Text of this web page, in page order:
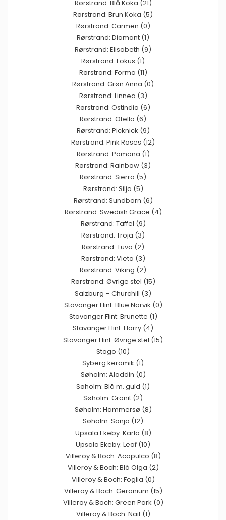
Rørstrand: Blå Koka (21)
Rørstrand: Brun Koka (5)
Rørstrand: Carmen (0)
Rørstrand: Diamant (1)
Rørstrand: Elisabeth (9)
Rørstrand: Fokus (1)
Rørstrand: Forma (11)
Rørstrand: Grøn Anna (0)
Rørstrand: Linnea (3)
Rørstrand: Ostindia (6)
Rørstrand: Otello (6)
Rørstrand: Picknick (9)
Rørstrand: Pink Roses (12)
Rørstrand: Pomona (1)
Rørstrand: Rainbow (3)
Rørstrand: Sierra (5)
Rørstrand: Silja (5)
Rørstrand: Sundborn (6)
Rørstrand: Swedish Grace (4)
Rørstrand: Taffel (9)
Rørstrand: Troja (3)
Rørstrand: Tuva (2)
Rørstrand: Vieta (3)
Rørstrand: Viking (2)
Rørstrand: Øvrige stel (15)
Salzburg – Churchill (3)
Stavanger Flint: Blue Narvik (0)
Stavanger Flint: Brunette (1)
Stavanger Flint: Florry (4)
Stavanger Flint: Øvrige stel (15)
Stogo (10)
Syberg keramik (1)
Søholm: Aladdin (0)
Søholm: Blå m. guld (1)
Søholm: Granit (2)
Søholm: Hammersø (8)
Søholm: Sonja (12)
Upsala Ekeby: Karla (8)
Upsala Ekeby: Leaf (10)
Villeroy & Boch: Acapulco (8)
Villeroy & Boch: Blå Olga (2)
Villeroy & Boch: Foglia (0)
Villeroy & Boch: Geranium (15)
Villeroy & Boch: Green Park (0)
Villeroy & Boch: Naif (1)